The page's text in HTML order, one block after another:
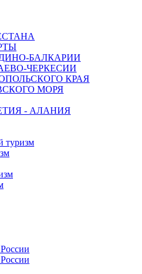
БАЛКАРИИ
ЧЕРКЕСИИ
КРАЯ
МОРЯ
- АЛАНИЯ
туризм